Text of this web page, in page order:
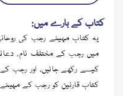
کتاب کے بارے میں:
یہ کتاب مہینے رجب کی
میں رجب کے مختلف نام،
کیسے رکھے جائیں، اور رجب
کتاب قارئین کو رجب کے